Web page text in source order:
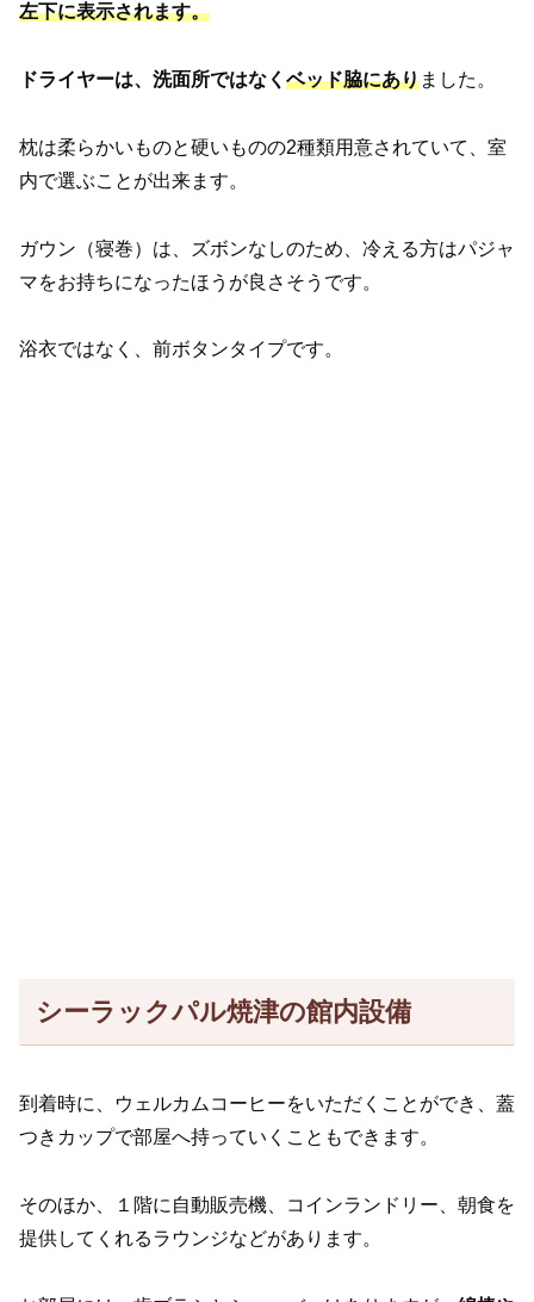
左下に表示されます。
ドライヤーは、洗面所ではなく ベッド脇にありました。
枕は柔らかいものと硬いものの2種類用意されていて、室
内で選ぶことが出来ます。
ガウン（寝巻）は、ズボンなしのため、冷える方はパジャ
マをお持ちになったほうが良さそうです。
浴衣ではなく、前ボタンタイプです。
シーラックパル焼津の館内設備
到着時に、ウェルカムコーヒーをいただくことができ、蓋
つきカップで部屋へ持っていくこともできます。
そのほか、１階に自動販売機、コインランドリー、朝食を
提供してくれるラウンジなどがあります。